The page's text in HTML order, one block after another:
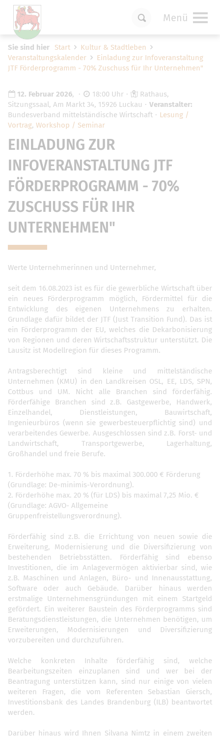
Menü
Sie sind hier Start
Kultur & Stadtleben
Veranstaltungskalender
Einladung zur Infoveranstaltung
JTF Förderprogramm - 70% Zuschuss für Ihr Unternehmen"
12. Februar 2026, 18:00 Uhr
Rathaus,
Sitzungssaal, Am Markt 34, 15926 Luckau
Veranstalter:
Bundesverband mittelständische Wirtschaft
Lesung /
Vortrag, Workshop / Seminar
EINLADUNG ZUR
INFOVERANSTALTUNG JTF
FÖRDERPROGRAMM - 70%
ZUSCHUSS FÜR IHR
UNTERNEHMEN"
Werte Unternehmerinnen und Unternehmer,
seit dem 16.08.2023 ist es für die gewerbliche Wirtschaft über
ein neues Förderprogramm möglich, Fördermittel für die
Entwicklung des eigenen Unternehmens zu erhalten.
Grundlage dafür bildet der JTF (Just Transition Fund). Das ist
ein Förderprogramm der EU, welches die Dekarbonisierung
von Regionen und deren Wirtschaftsstruktur unterstützt. Die
Lausitz ist Modellregion für dieses Programm.
Antragsberechtigt sind kleine und mittelständische
Unternehmen (KMU) in den Landkreisen OSL, EE, LDS, SPN,
Cottbus und UM. Nicht alle Branchen sind förderfähig.
Förderfähige Branchen sind z.B. Gastgewerbe, Handwerk,
Einzelhandel, Dienstleistungen, Bauwirtschaft,
Ingenieurbüros (wenn sie gewerbesteuerpflichtig sind) und
verarbeitendes Gewerbe. Ausgeschlossen sind z.B. Forst- und
Landwirtschaft, Transportgewerbe, Lagerhaltung,
Großhandel und freie Berufe.
1. Förderhöhe max. 70 % bis maximal 300.000 € Förderung
(Grundlage: De-minimis-Verordnung).
2. Förderhöhe max. 20 % (für LDS) bis maximal 7,25 Mio. €
(Grundlage: AGVO- Allgemeine
Gruppenfreistellungsverordnung).
Förderfähig sind z.B. die Errichtung von neuen sowie die
Erweiterung, Modernisierung und die Diversifizierung von
bestehenden Betriebsstätten. Förderfähig sind ebenso
Investitionen, die im Anlagevermögen aktivierbar sind, wie
z.B. Maschinen und Anlagen, Büro- und Innenausstattung,
Software oder auch Gebäude. Darüber hinaus werden
erstmalige Unternehmensgründungen mit einem Startgeld
gefördert. Ein weiterer Baustein des Förderprogramms sind
Beratungsdienstleistungen, die Unternehmen benötigen, um
Erweiterungen, Modernisierungen und Diversifizierung
vorzubereiten und durchzuführen.
Welche konkreten Inhalte förderfähig sind, welche
Bearbeitungszeiten einzuplanen sind und wer bei der
Beantragung unterstützen kann, sind nur einige von vielen
weiteren Fragen, die vom Referenten Sebastian Giersch,
Investitionsbank des Landes Brandenburg (ILB) beantwortet
werden.
Darüber hinaus wird Ihnen Silvana Nimtz in einem zweiten
vornehmen zu können wird die Berechtigung
fürfunktionale Cookiesin den Cookie-
Einstellungen benötigt.
Cookie-Einstellungen